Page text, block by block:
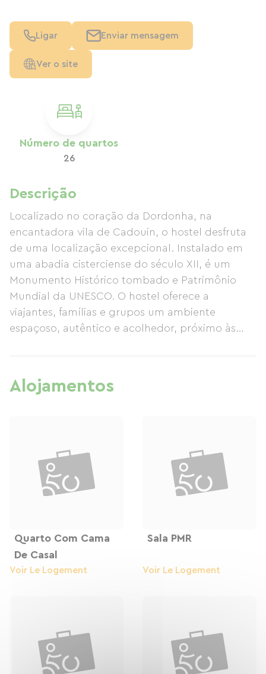
Número de quartos
26
Descrição
Localizado no coração da Dordonha, na
encantadora vila de Cadouin, o hostel desfruta
de uma localização excepcional. Instalado em
uma abadia cisterciense do século XII, é um
Monumento Histórico tombado e Patrimônio
Mundial da UNESCO. O hostel oferece a
viajantes, famílias e grupos um ambiente
espaçoso, autêntico e acolhedor, próximo às
ou a praça da vila, e possuem banheiro privativo
e aquecimento. Os hóspedes podem desfrutar
restaurante do hostel oferece refeições caseiras
em um ambiente acolhedor. Também
oferecemos café da manhã e jantar mediante
Alojamentos
Quarto Com Cama
De Casal
Voir Le Logement
Sala PMR
Voir Le Logement
Ligar Enviar mensagem
Ver o site